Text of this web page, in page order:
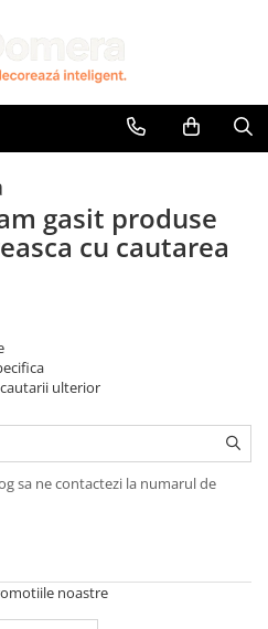
gasit produse
cu cautarea
ulterior
sa ne contactezi la numarul de
noastre